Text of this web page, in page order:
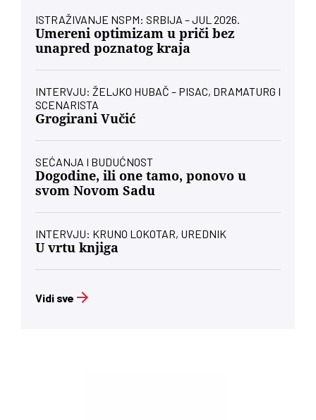
ISTRAŽIVANJE NSPM: SRBIJA – JUL 2026.
Umereni optimizam u priči bez
unapred poznatog kraja
INTERVJU: ŽELJKO HUBAČ – PISAC, DRAMATURG I
SCENARISTA
Grogirani Vučić
SEĆANJA I BUDUĆNOST
Dogodine, ili one tamo, ponovo u
svom Novom Sadu
INTERVJU: KRUNO LOKOTAR, UREDNIK
U vrtu knjiga
Vidi sve